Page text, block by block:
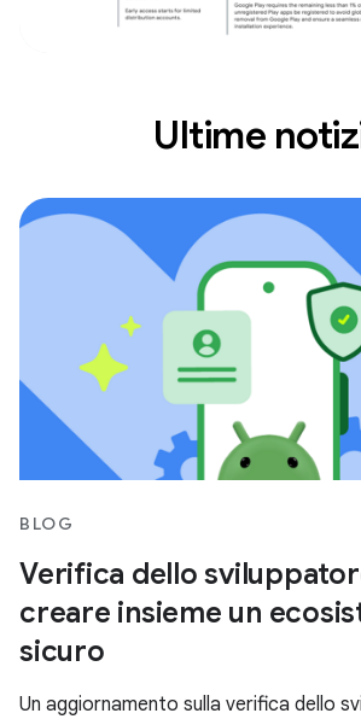
Ultime
BLOG
Verifica dello
creare insieme un
sicuro
Un aggiornamento sulla verifica dello